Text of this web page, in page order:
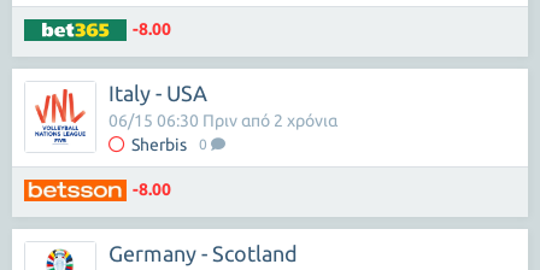
-8.00
Italy - USA
Sherbis 0
06/15 06:30 Πριν από 2 χρόνια
-8.00
Germany - Scotland